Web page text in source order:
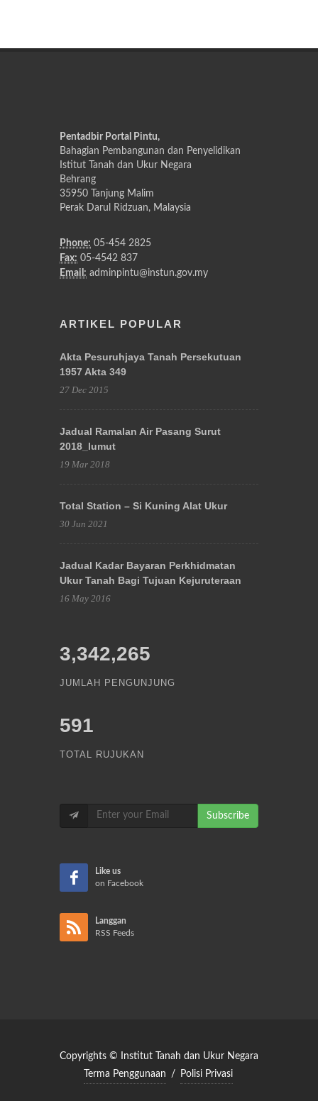
Pentadbir Portal Pintu,
Bahagian Pembangunan dan Penyelidikan
Istitut Tanah dan Ukur Negara
Behrang
35950 Tanjung Malim
Perak Darul Ridzuan, Malaysia
Phone: 05-454 2825
Fax: 05-4542 837
Email: adminpintu@instun.gov.my
ARTIKEL POPULAR
Akta Pesuruhjaya Tanah Persekutuan
1957 Akta 349
27 Dec 2015
Jadual Ramalan Air Pasang Surut
2018_lumut
19 Mar 2018
Total Station – Si Kuning Alat Ukur
30 Jun 2021
Jadual Kadar Bayaran Perkhidmatan
Ukur Tanah Bagi Tujuan Kejuruteraan
16 May 2016
3,342,265
JUMLAH PENGUNJUNG
591
TOTAL RUJUKAN
Subscribe
Like us
on Facebook
Langgan
RSS Feeds
Copyrights © Institut Tanah dan Ukur Negara
Terma Penggunaan
/ Polisi Privasi